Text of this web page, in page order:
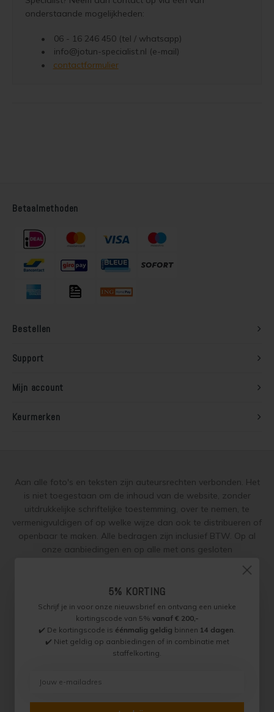
Houten vloer schuren
Tegels coaten en/of schilderen
Jotun Oxan Olie als basis voor de vloer
contactformulier
Betaalmethoden
Bestellen
Support
Mijn account
Keurmerken
Aan alle foto's en teksten zijn auteursrechten verbonden. Het
is niet toegestaan om de inhoud van de website, zonder
uitdrukkelijke schriftelijke toestemming, over te nemen, te
vermenigvuldigen of op welke wijze dan ook te distribueren of
openbaar te maken. Alle bedragen zijn inclusief BTW. Op al
onze aanbiedingen en op alle met ons gesloten
en de
Aanvullende Voorwaarden van toepassing. Onze adviezen
worden naar beste weten verstrekt, toepassing is altijd op
eigen verantwoordelijkheid.
Jotun Specialist, Onderdeel van Paint Productions.
bezoek of retouradres)
© Copyright 2026 Jotun Specialist
5% KORTING
Schrijf je in voor onze nieuwsbrief en ontvang een unieke
kortingscode van 5% vanaf € 200,-
✔️ De kortingscode is éénmalig geldig binnen 14 dagen.
✔️ Niet geldig op aanbiedingen of in combinatie met
staffelkorting.